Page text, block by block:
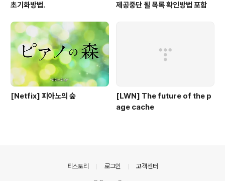
초기화방법.
제공중단 될 목록 확인방법 포함
[Netfix] 피아노의 숲
[LWN] The future of the p
age cache
티스토리 로그인 고객센터